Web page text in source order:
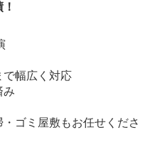
で幅広く対応
み
ゴミ屋敷もお任せくださ